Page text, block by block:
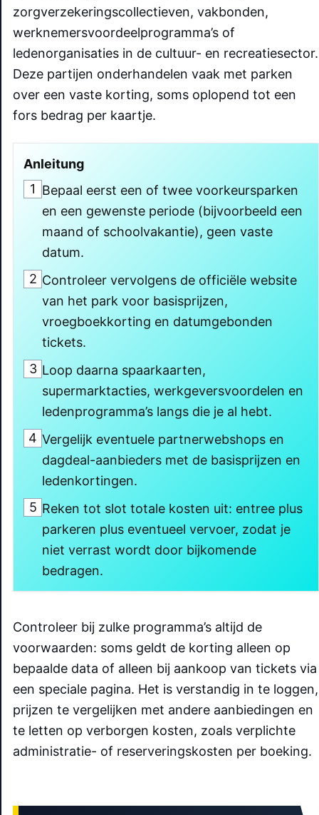
zorgverzekeringscollectieven, vakbonden,
werknemersvoordeelprogramma’s of
ledenorganisaties in de cultuur- en recreatiesector.
Deze partijen onderhandelen vaak met parken
over een vaste korting, soms oplopend tot een
fors bedrag per kaartje.
Anleitung
1 Bepaal eerst een of twee voorkeursparken
en een gewenste periode (bijvoorbeeld een
maand of schoolvakantie), geen vaste
datum.
2 Controleer vervolgens de officiële website
van het park voor basisprijzen,
vroegboekkorting en datumgebonden
tickets.
3 Loop daarna spaarkaarten,
supermarktacties, werkgeversvoordelen en
ledenprogramma’s langs die je al hebt.
4 Vergelijk eventuele partnerwebshops en
dagdeal-aanbieders met de basisprijzen en
ledenkortingen.
5 Reken tot slot totale kosten uit: entree plus
parkeren plus eventueel vervoer, zodat je
niet verrast wordt door bijkomende
bedragen.
Controleer bij zulke programma’s altijd de
voorwaarden: soms geldt de korting alleen op
bepaalde data of alleen bij aankoop van tickets via
een speciale pagina. Het is verstandig in te loggen,
prijzen te vergelijken met andere aanbiedingen en
te letten op verborgen kosten, zoals verplichte
administratie- of reserveringskosten per boeking.